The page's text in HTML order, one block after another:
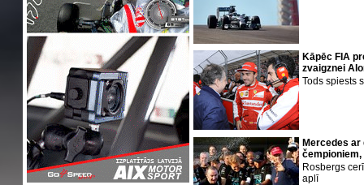
Kāpēc FIA
zvaigznei
Tods spiests
Mercedes
Rosbergs
aplī